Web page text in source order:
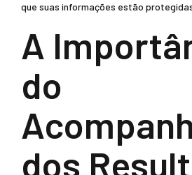
que suas informações estão
A
do
dos